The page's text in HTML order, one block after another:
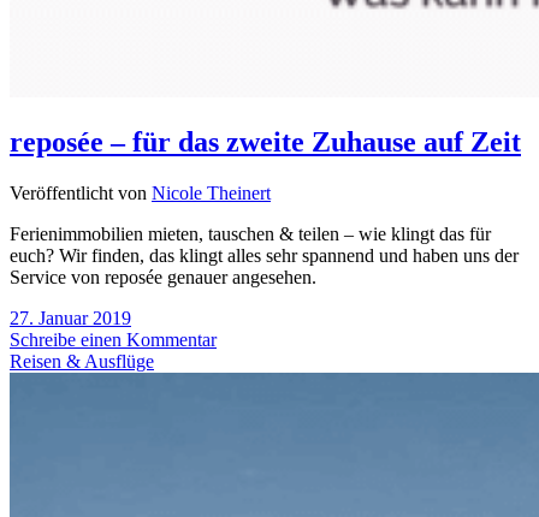
reposée – für das zweite Zuhause auf Zeit
Veröffentlicht von Nicole Theinert
Ferienimmobilien mieten, tauschen & teilen – wie klingt das für
euch? Wir finden, das klingt alles sehr spannend und haben uns der
Service von reposée genauer angesehen.
27. Januar 2019
Schreibe einen Kommentar
Reisen & Ausflüge